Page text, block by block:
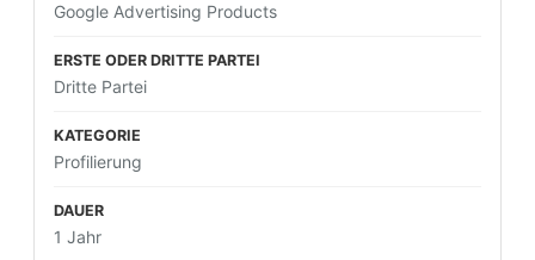
Google Advertising Products
Dritte Partei
Profilierung
1 Jahr